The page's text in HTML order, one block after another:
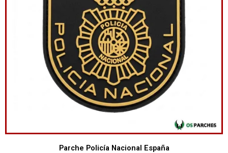
Parche Policía Nacional España